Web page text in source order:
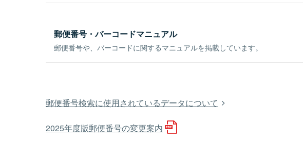
郵便番号・バーコードマニュアル
郵便番号や、バーコードに関するマニュアルを掲載しています。
郵便番号検索に使用されているデータについて
2025年度版郵便番号の変更案内